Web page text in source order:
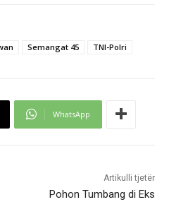
Semangat 45 TNI-Polri
WhatsApp
Artikulli tjetër
Pohon Tumbang di Eks